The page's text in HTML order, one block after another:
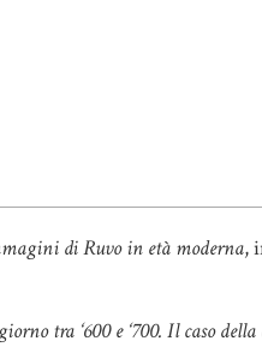
di Ruvo in età moderna,
tra ‘600 e ‘700. Il caso